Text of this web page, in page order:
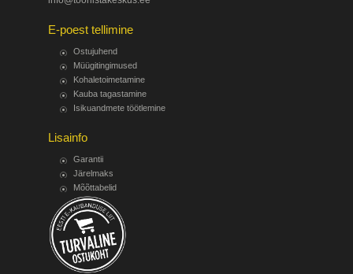
E-poest tellimine
Ostujuhend
Müügitingimused
Kohaletoimetamine
Kauba tagastamine
Isikuandmete töötlemine
Lisainfo
Garantii
Järelmaks
Mõõttabelid